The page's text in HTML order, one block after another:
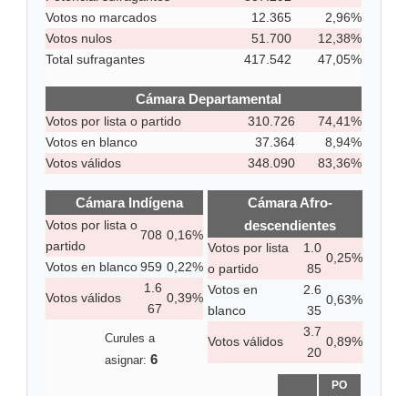
Votos no marcados
12.365
2,96%
Votos nulos
51.700
12,38%
Total sufragantes
417.542 47,05%
Cámara Departamental
Votos por lista o partido 310.726
74,41%
Votos en blanco
37.364
8,94%
Votos válidos
348.090 83,36%
Cámara Afro-
descendientes
Votos por lista
o partido
1.0
85
0,25%
Votos en
blanco
2.6
35
0,63%
Votos válidos
3.7
20
0,89%
Cámara Indígena
Votos por lista o
partido
708 0,16%
Votos en blanco 959 0,22%
Votos válidos
1.6
67
0,39%
Curules a
asignar:6
PO